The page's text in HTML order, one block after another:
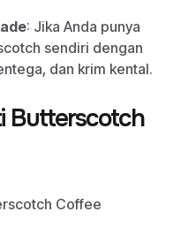
: Jika Anda punya
sendiri dengan
dan krim kental.
Butterscotch